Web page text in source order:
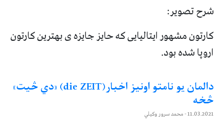
شرح تصویر:
کارتون مشهور ایتالیایی که حایز جایزه ی بهترین کارتون
اروپا شده بود.
دالمان یو نامتو اونیز اخبار(die ZEIT) «دي څیت»
څخه
11.03.2021- محمد سرور وکیلي